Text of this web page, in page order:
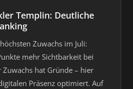
Templin: Deutliche
Zuwachs im Juli:
mehr Sichtbarkeit bei
Zuwachs hat Gründe – hier
Präsenz optimiert. Auf